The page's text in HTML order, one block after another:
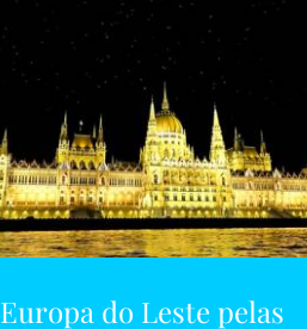
Europa do Leste pelas